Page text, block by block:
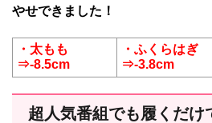
やせできました！
・太もも
⇒-8.5cm
・ふくらはぎ
⇒-3.8cm
超人気番組でも履くだけ